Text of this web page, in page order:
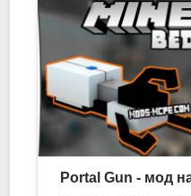
Portal Gun - мод